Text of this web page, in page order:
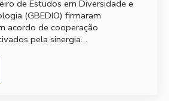
de Estudos em Diversidade e
(GBEDIO) firmaram
acordo de cooperação
pela sinergia…